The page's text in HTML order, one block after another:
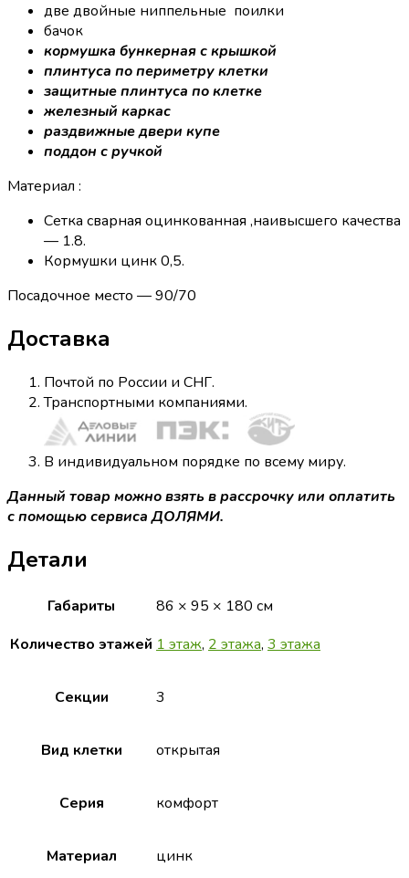
две двойные ниппельные поилки
бачок
кормушка бункерная с крышкой
плинтуса по периметру клетки
защитные плинтуса по клетке
железный каркас
раздвижные двери купе
поддон с ручкой
Материал :
Сетка сварная оцинкованная ,наивысшего качества
— 1.8.
Кормушки цинк 0,5.
Посадочное место — 90/70
Доставка
Почтой по России и СНГ.
Транспортными компаниями.
В индивидуальном порядке по всему миру.
Данный товар можно взять в рассрочку или оплатить
с помощью сервиса ДОЛЯМИ.
Детали
Габариты
86 × 95 × 180 см
Количество этажей 1 этаж, 2 этажа, 3 этажа
Секции 3
Вид клетки открытая
Серия комфорт
Материал цинк